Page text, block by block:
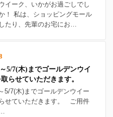
イーク、いかがお過ごしでし
！ 私は、ショッピングモール
たり、先輩のお宅にお…
5/7(木)までゴールデンウイ
らせていただきます。
5/7(木)までゴールデンウイー
せていただきます。 ご用件